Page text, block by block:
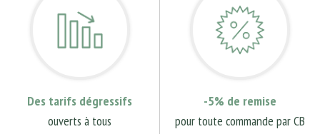
Des tarifs dégressifs
ouverts à tous
-5% de remise
pour toute commande par CB